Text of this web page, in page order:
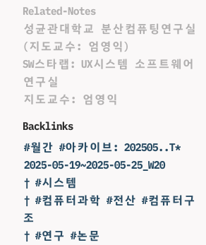
Related-Notes
성균관대학교 분산컴퓨팅연구실
(지도교수: 엄영익)
SW스타랩: UX시스템 소프트웨어
연구실
지도교수: 엄영익
Backlinks
#월간 #아카이브: 202505..T*
2025-05-19~2025-05-25_W20
† #시스템
† #컴퓨터과학 #전산 #컴퓨터구
조
† #연구 #논문